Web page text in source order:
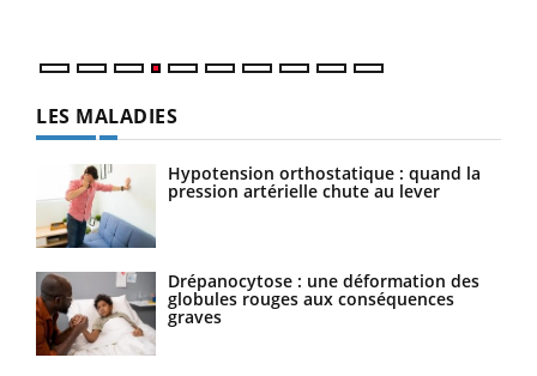
LES MALADIES
Hypotension orthostatique : quand la
pression artérielle chute au lever
Drépanocytose : une déformation des
globules rouges aux conséquences
graves